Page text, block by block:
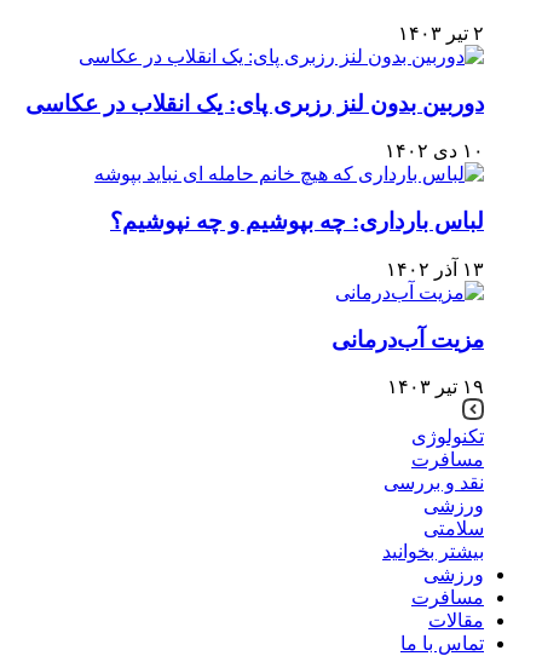
۲ تیر ۱۴۰۳
دوربین بدون لنز رزبری پای: یک انقلاب در عکاسی
۱۰ دی ۱۴۰۲
لباس بارداری: چه بپوشیم و چه نپوشیم؟
۱۳ آذر ۱۴۰۲
مزیت آب‌درمانی
۱۹ تیر ۱۴۰۳
تکنولوژی
مسافرت
نقد و بررسی
ورزشی
سلامتی
بیشتر بخوانید
ورزشی
مسافرت
مقالات
تماس با ما